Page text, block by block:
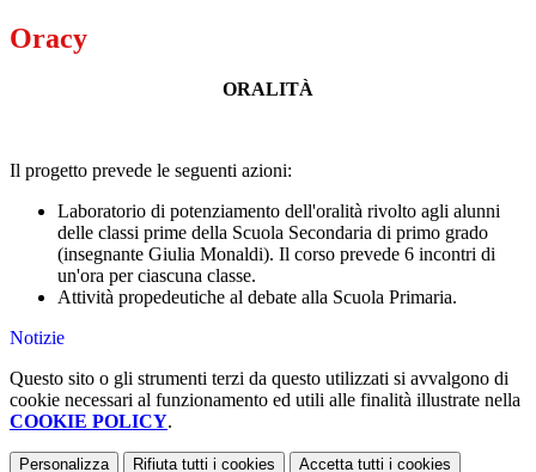
Oracy
ORALITÀ
Il progetto prevede le seguenti azioni:
Laboratorio di potenziamento dell'oralità rivolto agli alunni
delle classi prime della Scuola Secondaria di primo grado
(insegnante Giulia Monaldi). Il corso prevede 6 incontri di
un'ora per ciascuna classe.
Attività propedeutiche al debate alla Scuola Primaria.
Notizie
Questo sito o gli strumenti terzi da questo utilizzati si avvalgono di
cookie necessari al funzionamento ed utili alle finalità illustrate nella
COOKIE POLICY.
Personalizza Rifiuta tutti i cookies Accetta tutti i cookies